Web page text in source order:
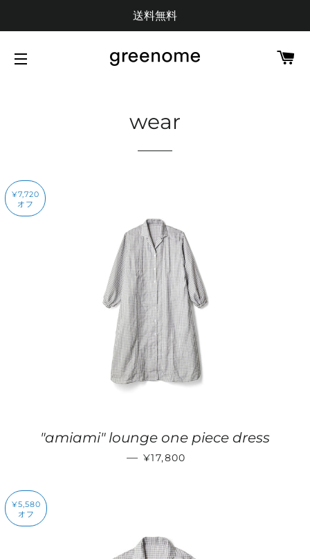
送料無料
wear
¥7,720
オフ
"amiami" lounge one piece dress
— 販売価格
¥17,800
¥5,580
オフ